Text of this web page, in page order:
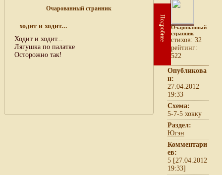
Очарованный странник
ходит и ходит...
Ходит и ходит...
Лягушка по палатке
Осторожно так!
Подробнее
Очарованный
странник
cтихов: 32
рейтинг:
522
Опубликова
н:
27.04.2012
19:33
Схема:
5-7-5 хокку
Раздел:
Югэн
Комментари
ев:
5 [27.04.2012
19:33]